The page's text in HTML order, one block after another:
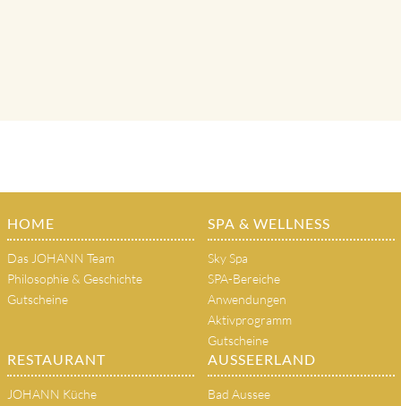
HOME
Das JOHANN Team
Philosophie & Geschichte
Gutscheine
SPA & WELLNESS
Sky Spa
SPA-Bereiche
Anwendungen
Aktivprogramm
Gutscheine
RESTAURANT
JOHANN Küche
AUSSEERLAND
Bad Aussee